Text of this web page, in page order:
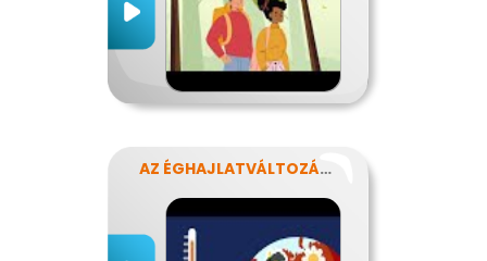
AZ ÉGHAJLATVÁLTOZÁS HATÁSA AZ ÉLELMISZER-ELLÁTÁSRA